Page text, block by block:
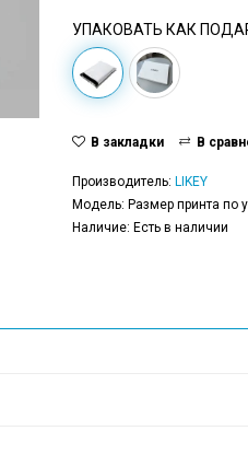
УПАКОВАТЬ КАК
В закладки В
Производитель: LIKEY
Модель: Размер принта по
Наличие: Есть в наличии